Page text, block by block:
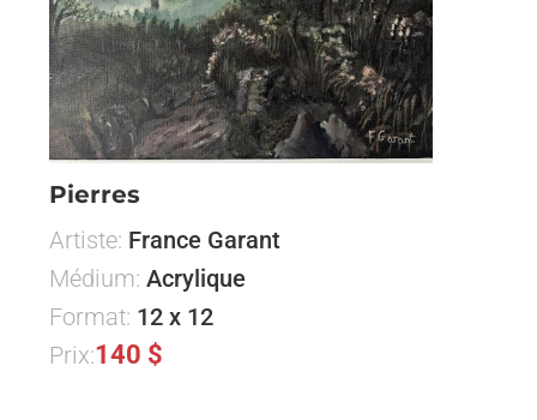
Pierres
Artiste: France Garant
Médium: Acrylique
Format: 12 x 12
Prix:140 $